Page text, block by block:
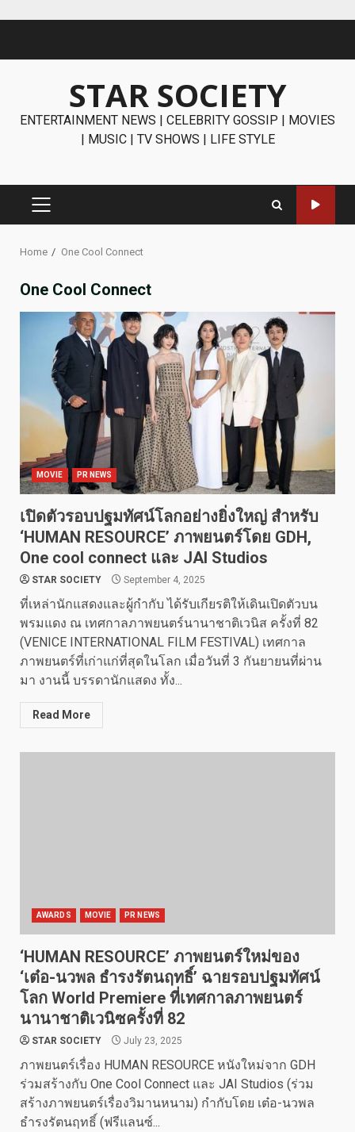
STAR SOCIETY
ENTERTAINMENT NEWS | CELEBRITY GOSSIP | MOVIES
| MUSIC | TV SHOWS | LIFE STYLE
PRIMARY
Home One Cool Connect
One Cool Connect
MOVIE PR NEWS
เปิดตัวรอบปฐมทัศน์โลกอย่างยิ่งใหญ่ สำหรับ
‘HUMAN RESOURCE’ ภาพยนตร์โดย GDH,
One cool connect และ JAI Studios
STAR SOCIETY September 4, 2025
ที่เหล่านักแสดงและผู้กำกับ ได้รับเกียรติให้เดินเปิดตัวบน
พรมแดง ณ เทศกาลภาพยนตร์นานาชาติเวนิส ครั้งที่ 82
(VENICE INTERNATIONAL FILM FESTIVAL) เทศกาล
ภาพยนตร์ที่เก่าแก่ที่สุดในโลก เมื่อวันที่ 3 กันยายนที่ผ่าน
มา งานนี้ บรรดานักแสดง ทั้ง...
Read More
AWARDS MOVIE PR NEWS
‘HUMAN RESOURCE’ ภาพยนตร์ใหม่ของ
‘เต๋อ-นวพล ธำรงรัตนฤทธิ์’ ฉายรอบปฐมทัศน์
โลก World Premiere ที่เทศกาลภาพยนตร์
นานาชาติเวนิซครั้งที่ 82
STAR SOCIETY July 23, 2025
ภาพยนตร์เรื่อง HUMAN RESOURCE หนังใหม่จาก GDH
ร่วมสร้างกับ One Cool Connect และ JAI Studios (ร่วม
สร้างภาพยนตร์เรื่องวิมานหนาม) กำกับโดย เต๋อ-นวพล
ธำรงรัตนฤทธิ์ (ฟรีแลนซ์...